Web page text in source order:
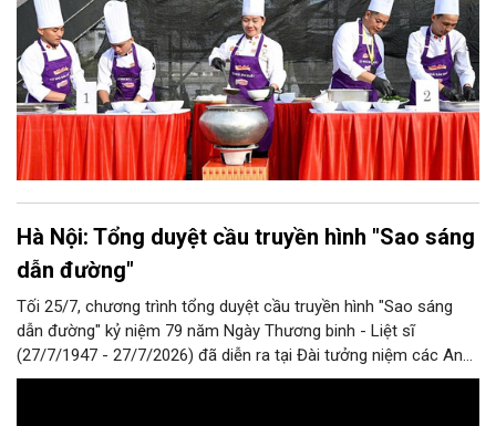
Hà Nội: Tổng duyệt cầu truyền hình "Sao sáng
dẫn đường"
Tối 25/7, chương trình tổng duyệt cầu truyền hình "Sao sáng
dẫn đường" kỷ niệm 79 năm Ngày Thương binh - Liệt sĩ
(27/7/1947 - 27/7/2026) đã diễn ra tại Đài tưởng niệm các Anh
hùng liệt sĩ trên đường Bắc Sơn (Hà Nội).